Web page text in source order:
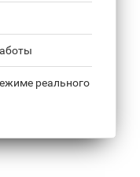
реального